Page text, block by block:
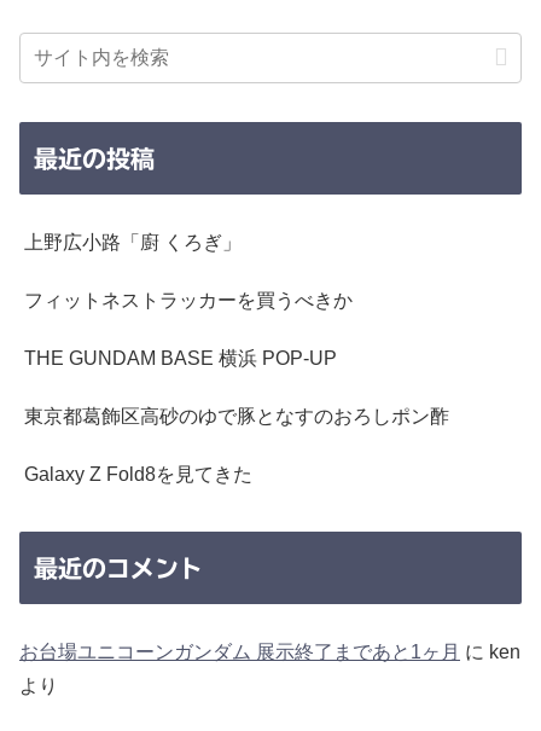
最近の投稿
上野広小路「廚 くろぎ」
フィットネストラッカーを買うべきか
THE GUNDAM BASE 横浜 POP-UP
東京都葛飾区高砂のゆで豚となすのおろしポン酢
Galaxy Z Fold8を見てきた
最近のコメント
お台場ユニコーンガンダム 展示終了まであと1ヶ月 に ken
より